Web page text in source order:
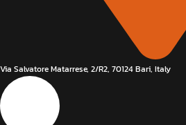
Via Salvatore Matarrese, 2/R2, 70124 Bari, Italy